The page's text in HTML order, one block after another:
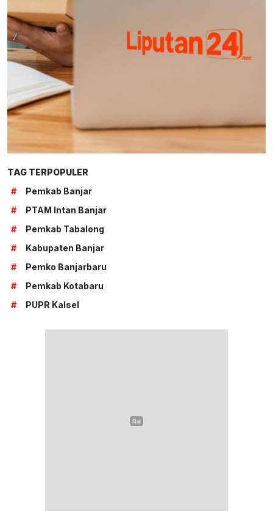
TAG TERPOPULER
#
Pemkab Banjar
#
PTAM Intan Banjar
#
Pemkab Tabalong
#
Kabupaten Banjar
#
Pemko Banjarbaru
#
Pemkab Kotabaru
#
PUPR Kalsel